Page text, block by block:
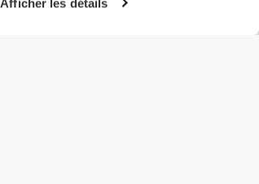
Afficher les détails